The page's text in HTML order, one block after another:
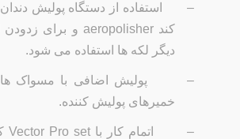
–
استفاده از دستگاه پولیش
کند aeropolisher و برای زدودن
دیگر لکه ها استفاده می شود.
–
پولیش اضافی با مسواک
خمیرهای پولیش کننده.
– اتمام کار باVector Pro set